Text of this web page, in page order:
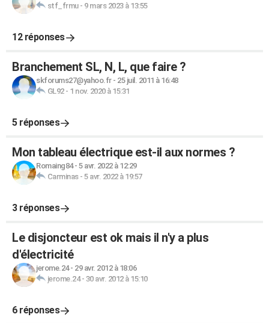
stf_frmu- 9 mars 2023 à 13:55
12 réponses
Branchement SL, N, L, que faire ?
skforums27@yahoo.fr- 25 juil. 2011 à 16:48
GL92- 1 nov. 2020 à 15:31
5 réponses
Mon tableau électrique est-il aux normes ?
Romaing84- 5 avr. 2022 à 12:29
Carminas- 5 avr. 2022 à 19:57
3 réponses
Le disjoncteur est ok mais il n'y a plus
d'électricité
jerome.24- 29 avr. 2012 à 18:06
jerome.24- 30 avr. 2012 à 15:10
6 réponses